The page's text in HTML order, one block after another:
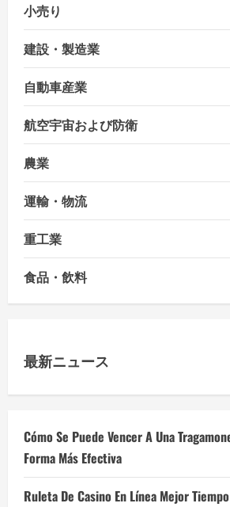
小売り
建設・製造業
自動車産業
航空宇宙および防衛
農業
運輸・物流
重工業
食品・飲料
最新ニュース
Cómo Se Puede Vencer A Una
Forma Más Efectiva
Ruleta De Casino En Línea Mejor